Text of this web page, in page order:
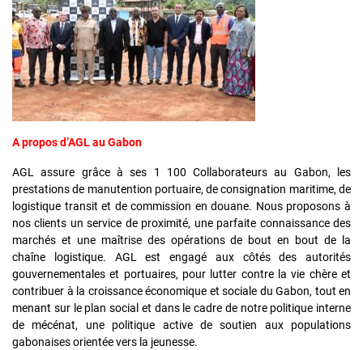
A propos d’AGL au Gabon
AGL assure grâce à ses 1 100 Collaborateurs au Gabon, les
prestations de manutention portuaire, de consignation maritime, de
logistique transit et de commission en douane. Nous proposons à
nos clients un service de proximité, une parfaite connaissance des
marchés et une maîtrise des opérations de bout en bout de la
chaîne logistique. AGL est engagé aux côtés des autorités
gouvernementales et portuaires, pour lutter contre la vie chère et
contribuer à la croissance économique et sociale du Gabon, tout en
menant sur le plan social et dans le cadre de notre politique interne
de mécénat, une politique active de soutien aux populations
gabonaises orientée vers la jeunesse.